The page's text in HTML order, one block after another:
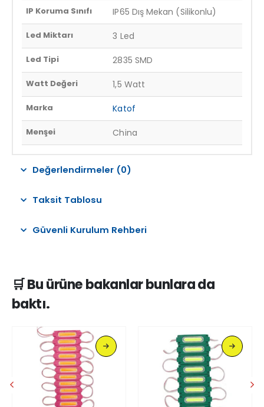
IP Koruma Sınıfı IP65 Dış Mekan (Silikonlu)
Led Miktarı 3 Led
Led Tipi 2835 SMD
Watt Değeri 1,5 Watt
Marka Katof
Menşei China
Değerlendirmeler (0)
Taksit Tablosu
Güvenli Kurulum Rehberi
🛒 Bu ürüne bakanlar bunlara da
baktı.